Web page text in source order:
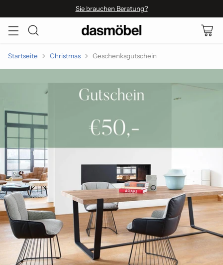
Sie brauchen Beratung?
Startseite Christmas Geschenksgutschein